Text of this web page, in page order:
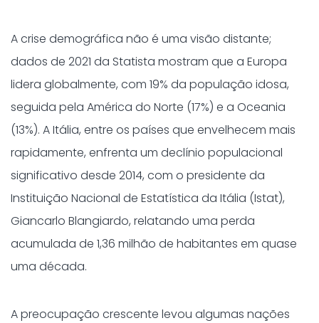
A crise demográfica não é uma visão distante;
dados de 2021 da Statista mostram que a Europa
lidera globalmente, com 19% da população idosa,
seguida pela América do Norte (17%) e a Oceania
(13%). A Itália, entre os países que envelhecem mais
rapidamente, enfrenta um declínio populacional
significativo desde 2014, com o presidente da
Instituição Nacional de Estatística da Itália (Istat),
Giancarlo Blangiardo, relatando uma perda
acumulada de 1,36 milhão de habitantes em quase
uma década.
A preocupação crescente levou algumas nações